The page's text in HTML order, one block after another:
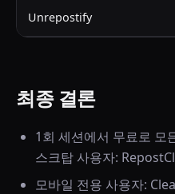
Unrepostify
최종 결론
1회 세션에서 무료로 모
스크탑 사용자:
모바일 전용 사용자: